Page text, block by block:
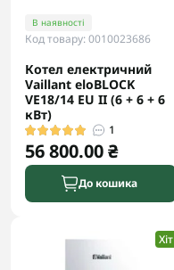
В наявності
Код товару: 0010023686
Котел електричний
Vaillant eloBLOCK
VE18/14 ЕU II (6 + 6 + 6
кВт)
1
56 800.00 ₴
До кошика
Хіт